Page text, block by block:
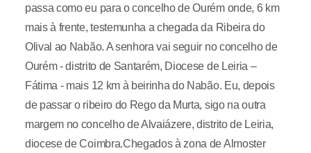
passa como eu para o concelho de Ourém onde, 6 km
mais à frente, testemunha a chegada da Ribeira do
Olival ao Nabão. A senhora vai seguir no concelho de
Ourém - distrito de Santarém, Diocese de Leiria –
Fátima - mais 12 km à beirinha do Nabão. Eu, depois
de passar o ribeiro do Rego da Murta, sigo na outra
margem no concelho de Alvaiázere, distrito de Leiria,
diocese de Coimbra.Chegados à zona de Almoster